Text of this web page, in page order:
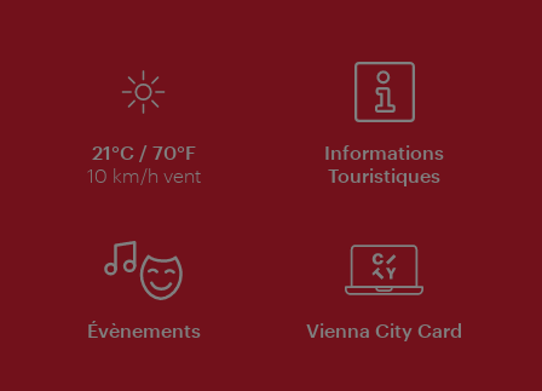
21°C / 70°F
10 km/h vent
Informations
Touristiques
Évènements Vienna City Card